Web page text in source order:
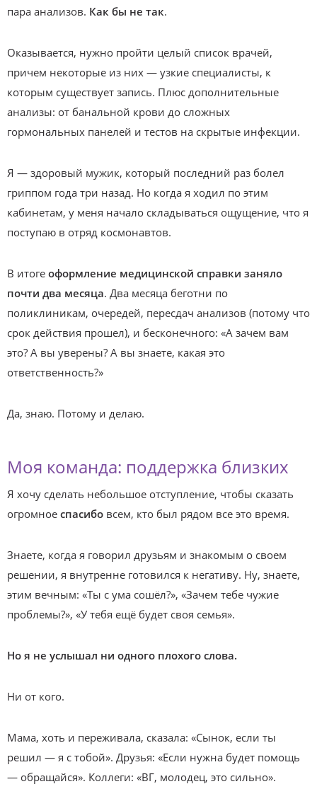
пара анализов. Как бы не так.
Оказывается, нужно пройти целый список врачей,
причем некоторые из них — узкие специалисты, к
которым существует запись. Плюс дополнительные
анализы: от банальной крови до сложных
гормональных панелей и тестов на скрытые инфекции.
Я — здоровый мужик, который последний раз болел
гриппом года три назад. Но когда я ходил по этим
кабинетам, у меня начало складываться ощущение, что я
поступаю в отряд космонавтов.
В итоге оформление медицинской справки заняло
почти два месяца. Два месяца беготни по
поликлиникам, очередей, пересдач анализов (потому что
срок действия прошел), и бесконечного: «А зачем вам
это? А вы уверены? А вы знаете, какая это
ответственность?»
Да, знаю. Потому и делаю.
Моя команда: поддержка близких
Я хочу сделать небольшое отступление, чтобы сказать
огромное спасибо всем, кто был рядом все это время.
Знаете, когда я говорил друзьям и знакомым о своем
решении, я внутренне готовился к негативу. Ну, знаете,
этим вечным: «Ты с ума сошёл?», «Зачем тебе чужие
проблемы?», «У тебя ещё будет своя семья».
Но я не услышал ни одного плохого слова.
Ни от кого.
Мама, хоть и переживала, сказала: «Сынок, если ты
решил — я с тобой». Друзья: «Если нужна будет помощь
— обращайся». Коллеги: «ВГ, молодец, это сильно».